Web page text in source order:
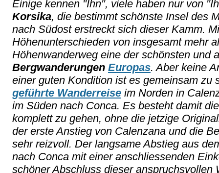
Einige kennen "Ihn", viele haben nur von
Korsika, die bestimmt schönste Insel des
nach Südost erstreckt sich dieser Kamm.
Höhenunterschieden von insgesamt mehr
Höhenwanderweg eine der schönsten und
Bergwanderungen Europas. Aber keine
einer guten Kondition ist es gemeinsam zu
geführte Wanderreise im Norden in
im Süden nach Conca. Es besteht damit
komplett zu gehen, ohne die jetzige
der erste Anstieg von Calenzana und die
sehr reizvoll. Der langsame Abstieg aus
nach Conca mit einer anschliessenden
schöner Abschluss dieser anspruchsvollen